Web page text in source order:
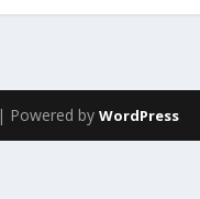
| Powered byWordPress